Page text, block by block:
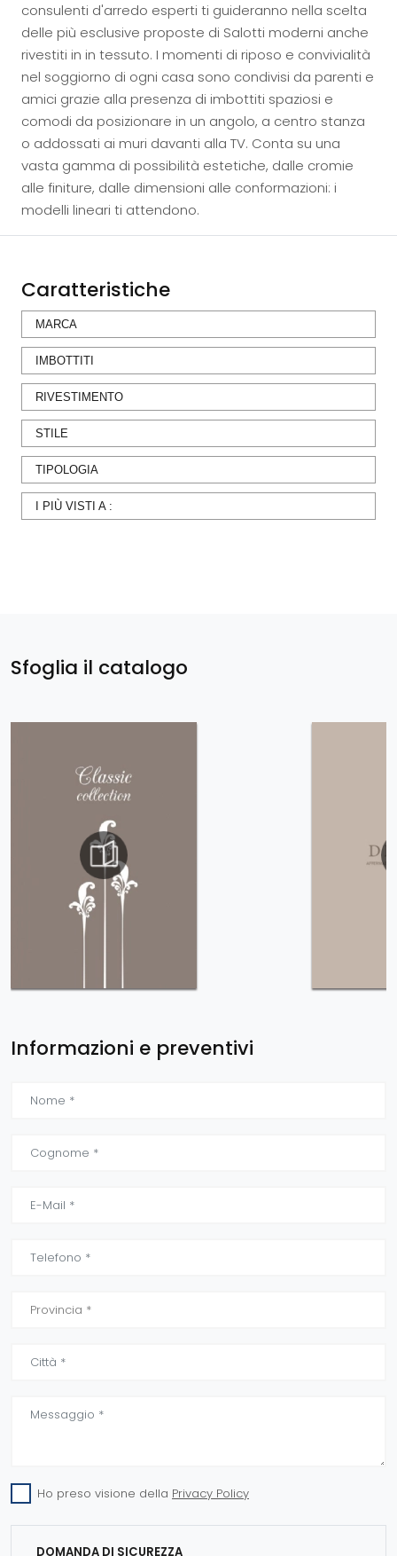
consulenti d'arredo esperti ti guideranno nella scelta
delle più esclusive proposte di Salotti moderni anche
rivestiti in in tessuto. I momenti di riposo e convivialità
nel soggiorno di ogni casa sono condivisi da parenti e
amici grazie alla presenza di imbottiti spaziosi e
comodi da posizionare in un angolo, a centro stanza
o addossati ai muri davanti alla TV. Conta su una
vasta gamma di possibilità estetiche, dalle cromie
alle finiture, dalle dimensioni alle conformazioni: i
modelli lineari ti attendono.
Caratteristiche
MARCA
IMBOTTITI
RIVESTIMENTO
STILE
TIPOLOGIA
I PIÙ VISTI A :
Sfoglia il catalogo
Informazioni e preventivi
Ho preso visione della Privacy Policy
DOMANDA DI SICUREZZA